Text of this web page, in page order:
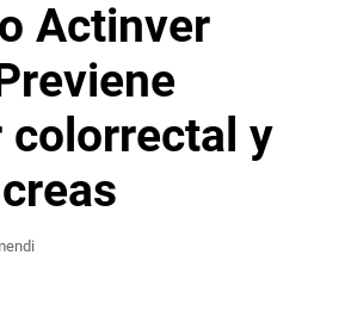
Actinver
colorrectal y